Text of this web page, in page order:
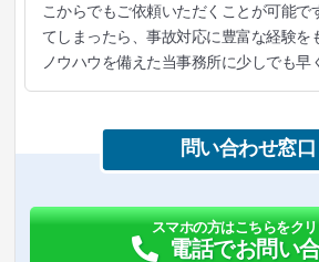
こからでもご依頼いただくことが可能で
てしまったら、事故対応に豊富な経験を
ノウハウを備えた当事務所に少しでも早
問い合わせ窓口
スマホの方はこちらをク
電話でお問い